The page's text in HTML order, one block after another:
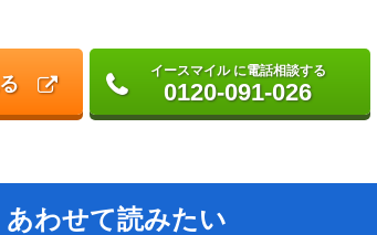
イースマイル に電話相談する
0120-091-026
あわせて読みたい